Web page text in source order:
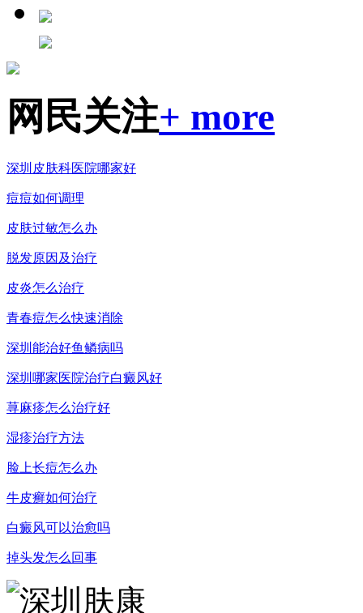
网民关注+ more
深圳皮肤科医院哪家好
痘痘如何调理
皮肤过敏怎么办
脱发原因及治疗
皮炎怎么治疗
青春痘怎么快速消除
深圳能治好鱼鳞病吗
深圳哪家医院治疗白癜风好
荨麻疹怎么治疗好
湿疹治疗方法
脸上长痘怎么办
牛皮癣如何治疗
白癜风可以治愈吗
掉头发怎么回事